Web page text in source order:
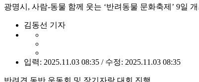
광명시, 사람-동물 함께 웃는 ‘반려동물 문화축제’ 9일 개
김동선 기자
입력: 2025.11.03 08:35 / 수정: 2025.11.03 08:35
반려견 동반 운동회 및 장기자랑 대회 진행